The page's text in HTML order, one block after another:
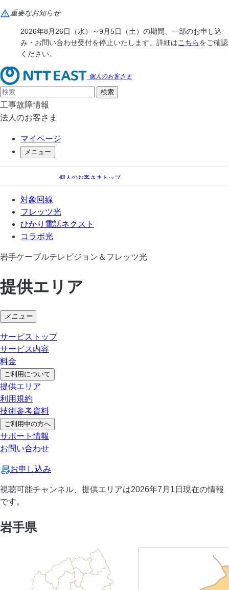
重要なお知らせ
2026年8月26日（水）～9月5日（土）の期間、一部のお申し込
み・お問い合わせ受付を停止いたします。詳細はこちらをご確認
ください。
個人のお客さま
工事故障情報
法人のお客さま
マイページ
メニュー
個人のお客さまトップ
フレッツ光
対象回線
フレッツ光
ひかり電話ネクスト
コラボ光
岩手ケーブルテレビジョン＆フレッツ光
提供エリア
メニュー
サービストップ
サービス内容
料金
ご利用について
提供エリア
利用規約
技術参考資料
ご利用中の方へ
サポート情報
お問い合わせ
お申し込み
視聴可能チャンネル、提供エリアは2026年7月1日現在の情報
です。
岩手県